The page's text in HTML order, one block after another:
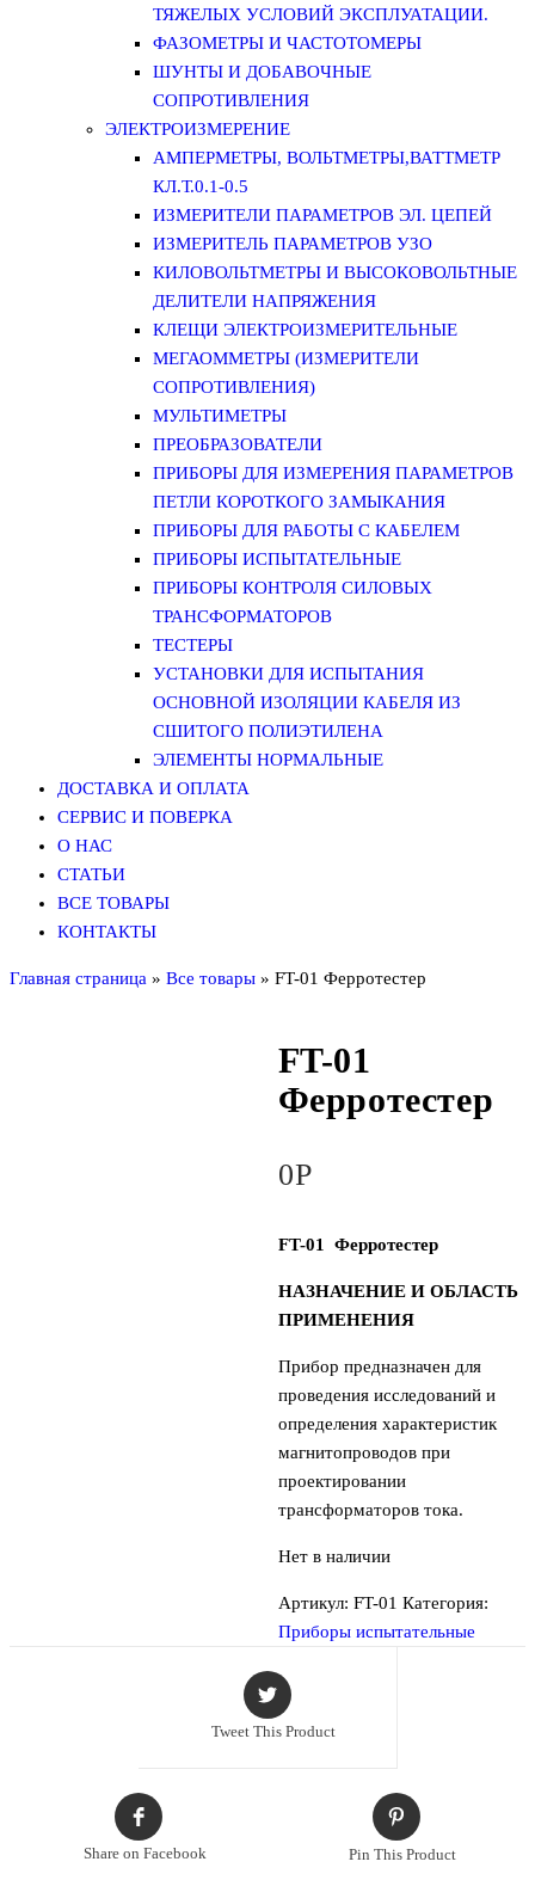
ТЯЖЕЛЫХ УСЛОВИЙ ЭКСПЛУАТАЦИИ.
ФАЗОМЕТРЫ И ЧАСТОТОМЕРЫ
ШУНТЫ И ДОБАВОЧНЫЕ
СОПРОТИВЛЕНИЯ
ЭЛЕКТРОИЗМЕРЕНИЕ
АМПЕРМЕТРЫ, ВОЛЬТМЕТРЫ,ВАТТМЕТР
КЛ.Т.0.1-0.5
ИЗМЕРИТЕЛИ ПАРАМЕТРОВ ЭЛ. ЦЕПЕЙ
ИЗМЕРИТЕЛЬ ПАРАМЕТРОВ УЗО
КИЛОВОЛЬТМЕТРЫ И ВЫСОКОВОЛЬТНЫЕ
ДЕЛИТЕЛИ НАПРЯЖЕНИЯ
КЛЕЩИ ЭЛЕКТРОИЗМЕРИТЕЛЬНЫЕ
МЕГАОММЕТРЫ (ИЗМЕРИТЕЛИ
СОПРОТИВЛЕНИЯ)
МУЛЬТИМЕТРЫ
ПРЕОБРАЗОВАТЕЛИ
ПРИБОРЫ ДЛЯ ИЗМЕРЕНИЯ ПАРАМЕТРОВ
ПЕТЛИ КОРОТКОГО ЗАМЫКАНИЯ
ПРИБОРЫ ДЛЯ РАБОТЫ С КАБЕЛЕМ
ПРИБОРЫ ИСПЫТАТЕЛЬНЫЕ
ПРИБОРЫ КОНТРОЛЯ СИЛОВЫХ
ТРАНСФОРМАТОРОВ
ТЕСТЕРЫ
УСТАНОВКИ ДЛЯ ИСПЫТАНИЯ
ОСНОВНОЙ ИЗОЛЯЦИИ КАБЕЛЯ ИЗ
СШИТОГО ПОЛИЭТИЛЕНА
ЭЛЕМЕНТЫ НОРМАЛЬНЫЕ
ДОСТАВКА И ОПЛАТА
СЕРВИС И ПОВЕРКА
О НАС
СТАТЬИ
ВСЕ ТОВАРЫ
КОНТАКТЫ
Главная страница » Все товары » FT-01 Ферротестер
FT-01
Ферротестер
0Р
FT-01 Ферротестер
НАЗНАЧЕНИЕ И ОБЛАСТЬ
ПРИМЕНЕНИЯ
Прибор предназначен для
проведения исследований и
определения характеристик
магнитопроводов при
проектировании
трансформаторов тока.
Нет в наличии
Артикул: FT-01 Категория:
Приборы испытательные
Tweet This Product
Share on Facebook Pin This Product